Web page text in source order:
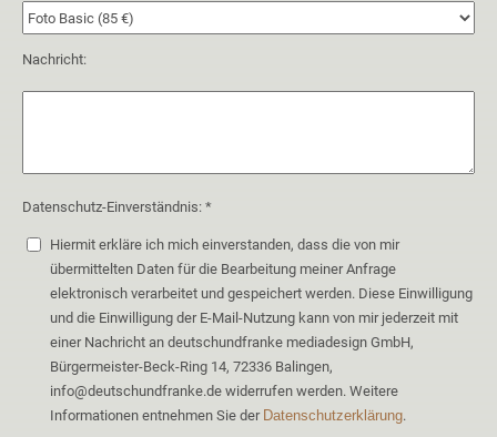
Nachricht:
Datenschutz-Einverständnis: *
Hiermit erkläre ich mich einverstanden, dass die von mir
übermittelten Daten für die Bearbeitung meiner Anfrage
elektronisch verarbeitet und gespeichert werden. Diese Einwilligung
und die Einwilligung der E-Mail-Nutzung kann von mir jederzeit mit
einer Nachricht an deutschundfranke mediadesign GmbH,
Bürgermeister-Beck-Ring 14, 72336 Balingen,
info@deutschundfranke.de widerrufen werden. Weitere
Informationen entnehmen Sie der Datenschutzerklärung.